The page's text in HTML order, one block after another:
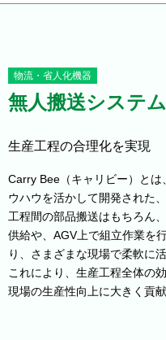
物流・省人化機器
無人搬送システ
生産工程の合理化を実現
Carry Bee（キャリビー）とは
ウハウを活かして開発された
工程間の部品搬送はもちろん
供給や、AGV上で組立作業を
り、さまざまな現場で柔軟に
これにより、生産工程全体の
現場の生産性向上に大きく貢献